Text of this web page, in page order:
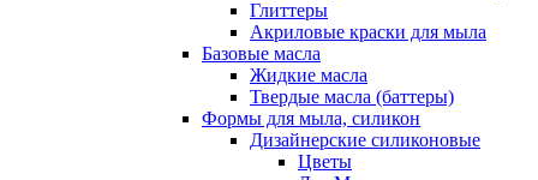
Глиттеры
Акриловые краски для мыла
Базовые масла
Жидкие масла
Твердые масла (баттеры)
Формы для мыла, силикон
Дизайнерские силиконовые
Цветы